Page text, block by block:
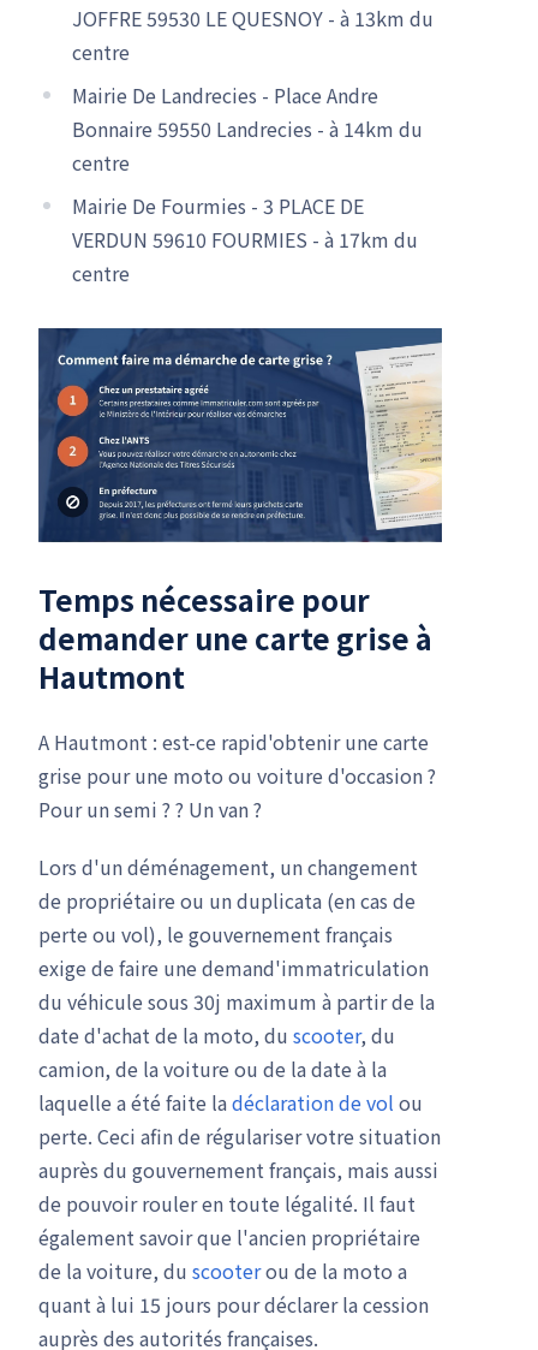
JOFFRE 59530 LE QUESNOY - à 13km du
centre
Mairie De Landrecies - Place Andre
Bonnaire 59550 Landrecies - à 14km du
centre
Mairie De Fourmies - 3 PLACE DE
VERDUN 59610 FOURMIES - à 17km du
centre
Temps nécessaire pour
demander une carte grise à
Hautmont
A Hautmont : est-ce rapid'obtenir une carte
grise pour une moto ou voiture d'occasion ?
Pour un semi ? ? Un van ?
Lors d'un déménagement, un changement
de propriétaire ou un duplicata (en cas de
perte ou vol), le gouvernement français
exige de faire une demand'immatriculation
du véhicule sous 30j maximum à partir de la
date d'achat de la moto, du scooter, du
camion, de la voiture ou de la date à la
laquelle a été faite ladéclaration de vol ou
perte. Ceci afin de régulariser votre situation
auprès du gouvernement français, mais aussi
de pouvoir rouler en toute légalité. Il faut
également savoir que l'ancien propriétaire
de la voiture, du scooterou de la moto a
quant à lui 15 jours pour déclarer la cession
auprès des autorités françaises.